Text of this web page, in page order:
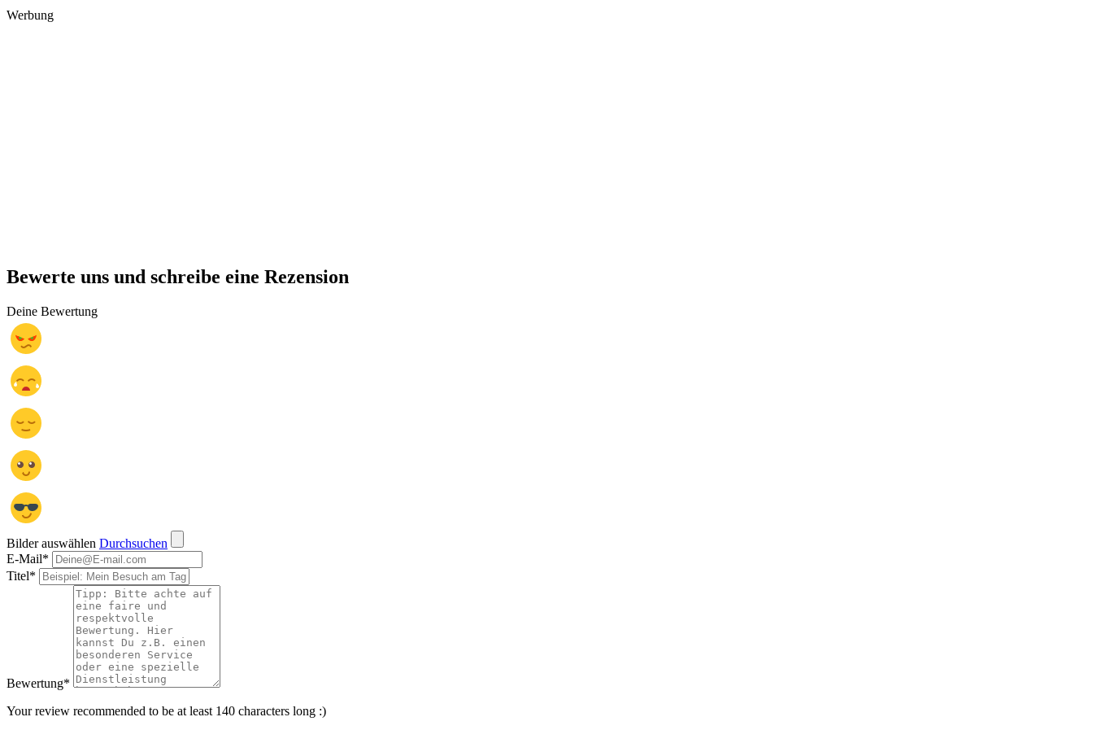
Werbung
Bewerte uns und schreibe eine Rezension
Deine Bewertung
Bilder auswählen Durchsuchen
E-Mail*
Titel*
Bewertung*
Your review recommended to be at least 140 characters long :)